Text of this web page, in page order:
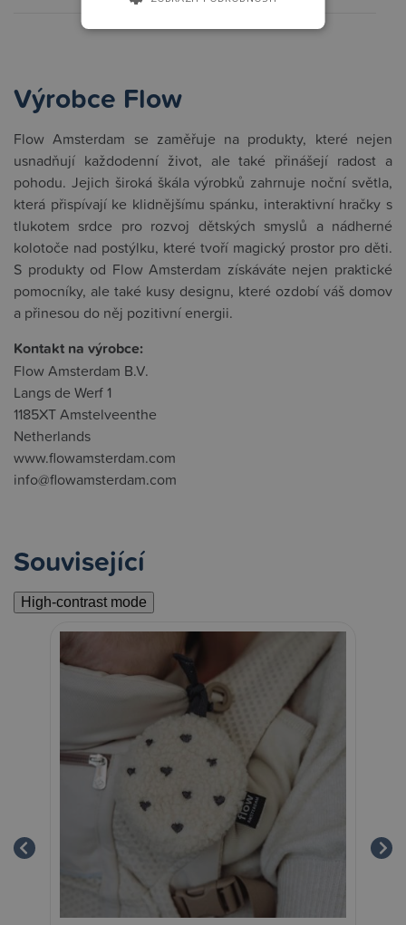
Výrobce Flow
Flow Amsterdam se zaměřuje na produkty, které nejen
usnadňují každodenní život, ale také přinášejí radost a
pohodu. Jejich široká škála výrobků zahrnuje noční světla,
která přispívají ke klidnějšímu spánku, interaktivní hračky s
tlukotem srdce pro rozvoj dětských smyslů a nádherné
kolotoče nad postýlku, které tvoří magický prostor pro děti.
S produkty od Flow Amsterdam získáváte nejen praktické
pomocníky, ale také kusy designu, které ozdobí váš domov
a přinesou do něj pozitivní energii.
Kontakt na výrobce:
Flow Amsterdam B.V.
Langs de Werf 1
1185XT Amstelveenthe
Netherlands
www.flowamsterdam.com
info@flowamsterdam.com
Související
High-contrast mode